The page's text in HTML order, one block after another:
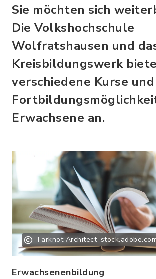
Sie möchten sich
Die Volkshochschule
Wolfratshausen und
Kreisbildungswerk
verschiedene Kurse und
Erwachsene an.
Farknot
Erwachsenenbildung